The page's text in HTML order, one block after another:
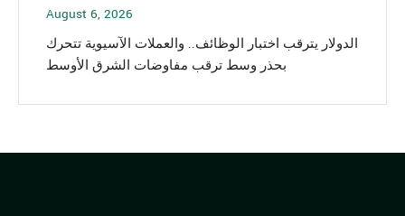
August 6, 2026
الدولار يترقب اختبار الوظائف.. والعملات الآسيوية تتحرك
بحذر وسط ترقب مفاوضات الشرق الأوسط